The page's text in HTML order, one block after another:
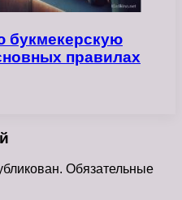
букмекерскую
правилах
Обязательные